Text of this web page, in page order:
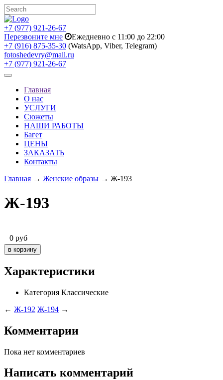
+7 (977) 921-26-67
Перезвоните мне
Ежедневно с 11:00 до 22:00
+7 (916) 875-35-30 (WatsApp, Viber, Telegram)
fotoshedevry@mail.ru
+7 (977) 921-26-67
Toggle
navigationГлавная
О нас
УСЛУГИ
Сюжеты
НАШИ РАБОТЫ
Багет
ЦЕНЫ
ЗАКАЗАТЬ
Контакты
Главная → Женские образы → Ж-193
Ж-193
0 руб
Характеристики
Категория Классические
← Ж-192 Ж-194 →
Комментарии
Пока нет комментариев
Написать комментарий